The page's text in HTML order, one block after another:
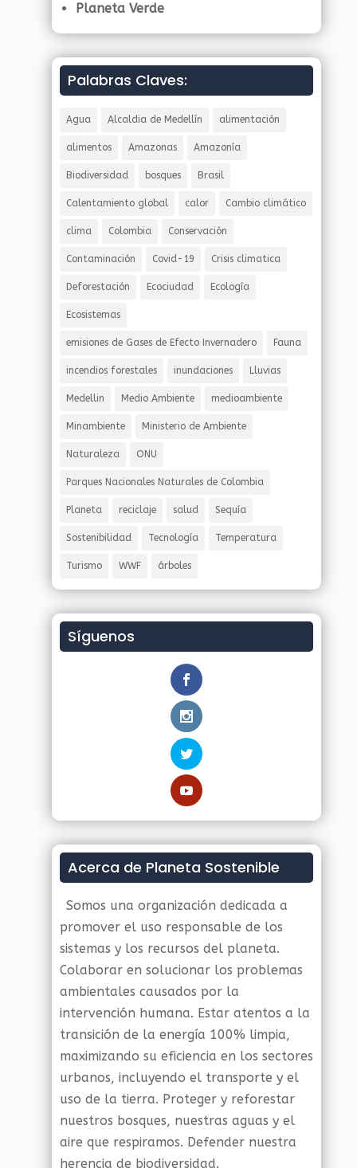
Planeta Verde
Palabras Claves:
Agua Alcaldia de Medellín alimentación
alimentos Amazonas Amazonía
Biodiversidad bosques Brasil
Calentamiento global calor Cambio climático
clima Colombia Conservación
Contaminación Covid-19 Crisis climatica
Deforestación Ecociudad Ecología
Ecosistemas
emisiones de Gases de Efecto Invernadero Fauna
incendios forestales inundaciones Lluvias
Medellin Medio Ambiente medioambiente
Minambiente Ministerio de Ambiente
Naturaleza ONU
Parques Nacionales Naturales de Colombia
Planeta reciclaje salud Sequía
Sostenibilidad Tecnología Temperatura
Turismo WWF árboles
Síguenos
Acerca de Planeta Sostenible
Somos una organización dedicada a
promover el uso responsable de los
sistemas y los recursos del planeta.
Colaborar en solucionar los problemas
ambientales causados por la
intervención humana. Estar atentos a la
transición de la energía 100% limpia,
maximizando su eficiencia en los sectores
urbanos, incluyendo el transporte y el
uso de la tierra. Proteger y reforestar
nuestros bosques, nuestras aguas y el
aire que respiramos. Defender nuestra
herencia de biodiversidad.